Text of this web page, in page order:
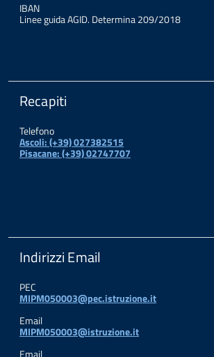
IBAN
Linee guida AGID. Determina 209/2018
Recapiti
Telefono
Ascoli: (+39) 027382515
Pisacane: (+39) 02747707
Indirizzi Email
PEC
MIPM050003@pec.istruzione.it
Email
MIPM050003@istruzione.it
Email